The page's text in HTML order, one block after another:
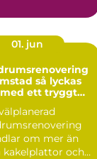
01. jun
så lyckas
ett tryggt
om mer än
kakelplattor och